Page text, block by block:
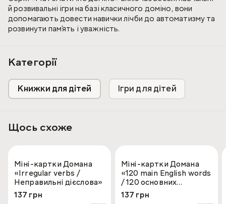
й розвивальні ігри на базі класичного доміно, вони
допомагають довести навички лічби до автоматизму та
розвинути пам’ять і уважність.
Категорії
Книжки для дітей Ігри для дітей
Щось схоже
Міні-картки Домана
«Irregular verbs /
Неправильні дієслова»
137 грн
Міні-картки Домана
«120 main English words
/ 120 основних
англійських слів»
137 грн